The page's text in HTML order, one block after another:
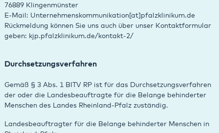
76889 Klingenmünster
E-Mail: Unternehmenskommunikation[at]pfalzklinikum.de
Rückmeldung können Sie uns auch über unser Kontaktformular
geben: kjp.pfalzklinikum.de/kontakt-2/
Durchsetzungsverfahren
Gemäß § 3 Abs. 1 BITV RP ist für das Durchsetzungsverfahren
der oder die Landesbeauftragte für die Belange behinderter
Menschen des Landes Rheinland-Pfalz zuständig.
Landesbeauftragter für die Belange behinderter Menschen in